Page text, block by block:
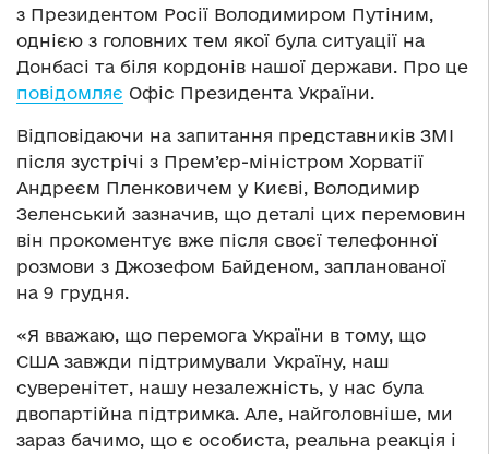
з Президентом Росії Володимиром Путіним,
однією з головних тем якої була ситуації на
Донбасі та біля кордонів нашої держави. Про це
повідомляє Офіс Президента України.
Відповідаючи на запитання представників ЗМІ
після зустрічі з Прем’єр-міністром Хорватії
Андреєм Пленковичем у Києві, Володимир
Зеленський зазначив, що деталі цих перемовин
він прокоментує вже після своєї телефонної
розмови з Джозефом Байденом, запланованої
на 9 грудня.
«Я вважаю, що перемога України в тому, що
США завжди підтримували Україну, наш
суверенітет, нашу незалежність, у нас була
двопартійна підтримка. Але, найголовніше, ми
зараз бачимо, що є особиста, реальна реакція і